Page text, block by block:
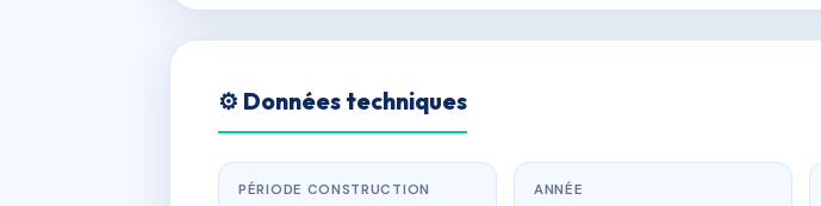
⚙️ Données techniques
PÉRIODE CONSTRUCTION ANNÉE